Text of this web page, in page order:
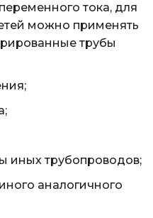
тока, для
можно применять
трубы
иных трубопроводов;
аналогичного